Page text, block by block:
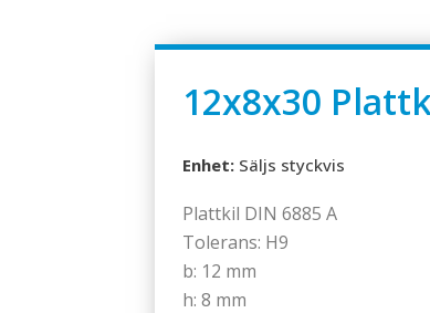
12x8x30
Enhet: Säljs styckvis
Plattkil DIN 6885 A
Tolerans: H9
b: 12 mm
h: 8 mm